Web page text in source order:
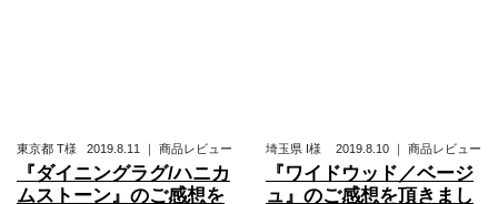
東京都 T様 2019.8.11 ｜ 商品レビュー
『ダイニングラグ/ハニカ
ムストーン』のご感想を
埼玉県 I様 2019.8.10 ｜ 商品レビュー
『ワイドウッド／ベージ
ュ』のご感想を頂きまし